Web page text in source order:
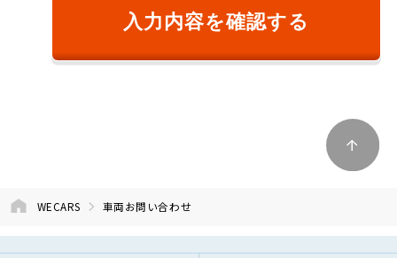
①ご本人様確認のため
②商品またはサービスのご提供およびその対
価のご請求のため
④商品およびサービスの改善、企画、研究お
⑤お問い合わせへのご対応およびお客様への
入力内容を確認する
WECARS 車両お問い合わせ